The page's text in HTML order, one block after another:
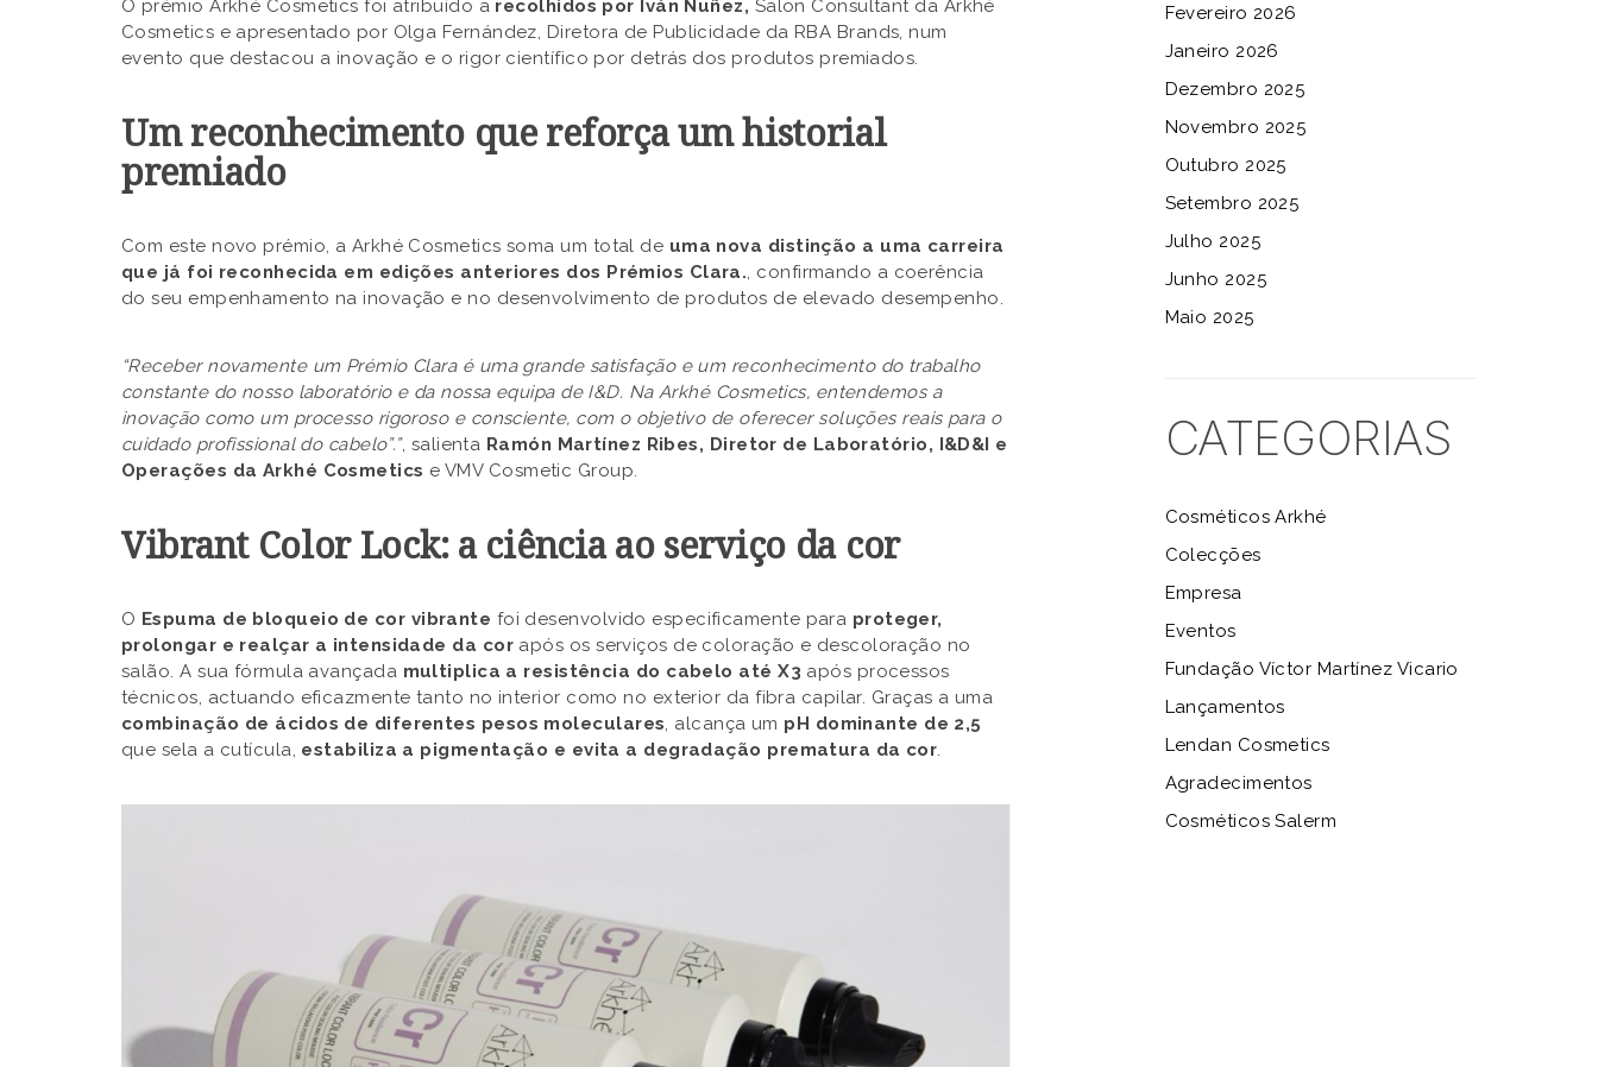
O prémio Arkhé Cosmetics foi atribuído a recolhidos por Iván Nuñez, Salon Consultant da Arkhé
Cosmetics e apresentado por Olga Fernández, Diretora de Publicidade da RBA Brands, num
evento que destacou a inovação e o rigor científico por detrás dos produtos premiados.
Um reconhecimento que reforça um historial
premiado
Com este novo prémio, a Arkhé Cosmetics soma um total de uma nova distinção a uma carreira
que já foi reconhecida em edições anteriores dos Prémios Clara. , confirmando a coerência
do seu empenhamento na inovação e no desenvolvimento de produtos de elevado desempenho.
“Receber novamente um Prémio Clara é uma grande satisfação e um reconhecimento do trabalho
constante do nosso laboratório e da nossa equipa de I&D. Na Arkhé Cosmetics, entendemos a
inovação como um processo rigoroso e consciente, com o objetivo de oferecer soluções reais para o
cuidado profissional do cabelo”.”, salienta Ramón Martínez Ribes, Diretor de Laboratório, I&D&I e
Operações da Arkhé Cosmetics e VMV Cosmetic Group.
Vibrant Color Lock: a ciência ao serviço da cor
O Espuma de bloqueio de cor vibrante foi desenvolvido especificamente para proteger,
prolongar e realçar a intensidade da cor após os serviços de coloração e descoloração no
salão. A sua fórmula avançada multiplica a resistência do cabelo até X3 após processos
técnicos, actuando eficazmente tanto no interior como no exterior da fibra capilar. Graças a uma
combinação de ácidos de diferentes pesos moleculares , alcança um pH dominante de 2,5
que sela a cutícula, estabiliza a pigmentação e evita a degradação prematura da cor
Fevereiro 2026
Janeiro 2026
Dezembro 2025
Novembro 2025
Outubro 2025
Setembro 2025
Julho 2025
Junho 2025
Maio 2025
CATEGORIAS
Cosméticos Arkhé
Colecções
Empresa
Eventos
Fundação Víctor Martínez Vicario
Lançamentos
Lendan Cosmetics
Agradecimentos
Cosméticos Salerm